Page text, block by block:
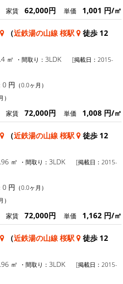
家賃 62,000円 単価 1,001 円/㎡
（近鉄湯の山線 桜駅
徒歩 12
㎡ ・間取り： 3LDK
[掲載日：2015-
0 円 （0.0ヶ月）
）
家賃 72,000円 単価 1,008 円/㎡
（近鉄湯の山線 桜駅
徒歩 12
㎡ ・間取り： 3LDK
[掲載日：2015-
0 円 （0.0ヶ月）
）
家賃 72,000円 単価 1,162 円/㎡
（近鉄湯の山線 桜駅
徒歩 12
㎡ ・間取り： 3LDK
[掲載日：2015-